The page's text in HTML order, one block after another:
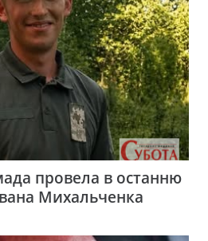
провела в останню
Михальченка